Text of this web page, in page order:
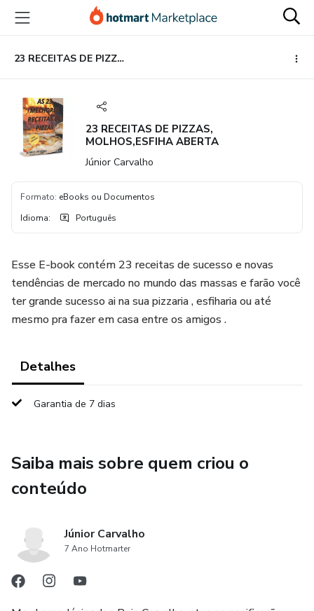
para
conteúdo
principal
para
pagamento
para
rodapé
23 RECEITAS DE PIZZAS, MOLHOS,ESFIHA ABERTA
23 RECEITAS DE PIZZAS,
MOLHOS,ESFIHA ABERTA
Júnior Carvalho
Formato: eBooks ou Documentos
Idioma: Português
Esse E-book contém 23 receitas de sucesso e novas
tendências de mercado no mundo das massas e farão você
ter grande sucesso ai na sua pizzaria , esfiharia ou até
mesmo pra fazer em casa entre os amigos .
Detalhes
Garantia de 7 dias
Saiba mais sobre quem criou o
conteúdo
Júnior Carvalho
7 Ano Hotmarter